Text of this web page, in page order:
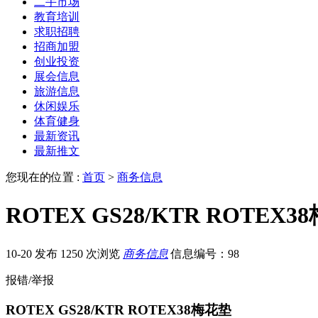
教育培训
求职招聘
招商加盟
创业投资
展会信息
旅游信息
休闲娱乐
体育健身
最新资讯
最新推文
您现在的位置 : 首页 > 商务信息
ROTEX GS28/KTR ROTEX38
10-20 发布 1250 次浏览 商务信息 信息编号：98
报错/举报
ROTEX GS28/KTR ROTEX38梅花垫